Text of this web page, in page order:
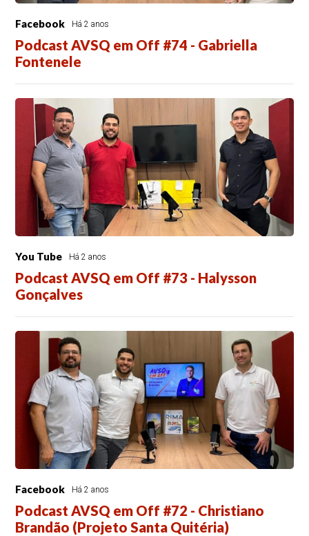
Facebook Há 2 anos
Podcast AVSQ em Off #74 - Gabriella
Fontenele
You Tube Há 2 anos
Podcast AVSQ em Off #73 - Halysson
Gonçalves
Facebook Há 2 anos
Podcast AVSQ em Off #72 - Christiano
Brandão (Projeto Santa Quitéria)